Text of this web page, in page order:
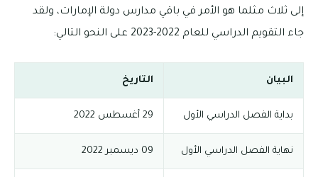
إلى ثلاث مثلما هو الأمر في باقي مدارس دولة الإمارات، ولقد
جاء التقويم الدراسي للعام 2022-2023 على النحو التالي:
البيان التاريخ
بداية الفصل الدراسي الأول 29 أغسطس 2022
نهاية الفصل الدراسي الأول 09 ديسمبر 2022